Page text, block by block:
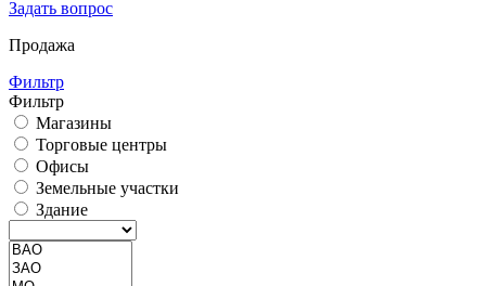
Задать вопрос
Продажа
Фильтр
Фильтр
Магазины
Торговые центры
Офисы
Земельные участки
Здание